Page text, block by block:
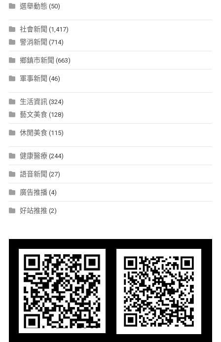
選舉動態 (50)
社會新聞 (1,417)
警消新聞 (714)
鄉鎮市新聞 (663)
軍事新聞 (46)
生活資訊(324)
藝文美食(128)
休閒美食(115)
健康醫療(244)
語音新聞 (27)
廣告推播(4)
好站推推 (2)